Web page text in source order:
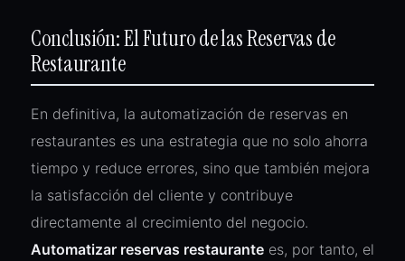
Conclusión: El Futuro de las Reservas de
Restaurante
En definitiva, la automatización de reservas en
restaurantes es una estrategia que no solo ahorra
tiempo y reduce errores, sino que también mejora
la satisfacción del cliente y contribuye
directamente al crecimiento del negocio.
Automatizar reservas restaurante es, por tanto, el